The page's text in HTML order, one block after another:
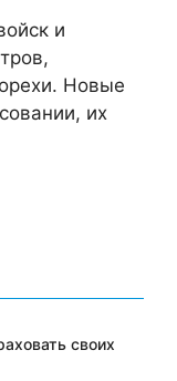
и
Новые
их
своих